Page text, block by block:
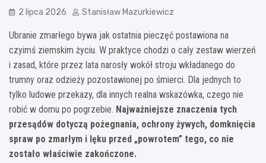
2 lipca 2026 Stanisław Mazurkiewicz
Ubranie zmarłego bywa jak ostatnia pieczęć postawiona na
czyimś ziemskim życiu. W praktyce chodzi o cały zestaw wierzeń
i zasad, które przez lata narosły wokół stroju wkładanego do
trumny oraz odzieży pozostawionej po śmierci. Dla jednych to
tylko ludowe przekazy, dla innych realna wskazówka, czego nie
robić w domu po pogrzebie. Najważniejsze znaczenia tych
przesądów dotyczą pożegnania, ochrony żywych, domknięcia
spraw po zmarłym i lęku przed „powrotem” tego, co nie
zostało właściwie zakończone.